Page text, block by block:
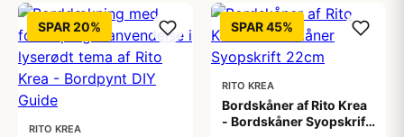
SPAR 20%
RITO KREA
SPAR 45%
RITO KREA
Bordskåner af Rito Krea
- Bordskåner Syopskrift